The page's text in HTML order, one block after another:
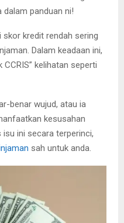
panduan ni!
skor kredit rendah sering
Dalam keadaan ini,
kelihatan seperti
benar wujud, atau ia
kesusahan
ini secara terperinci,
sah untuk anda.